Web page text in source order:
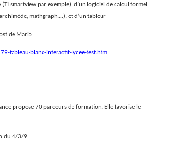
smartview par exemple), d’un logiciel de calcul formel
mathgraph,…), et d’un tableur
de Mario
tableau-blanc-interactif-lycee-test.htm
propose 70 parcours de formation. Elle favorise le
du 4/3/9